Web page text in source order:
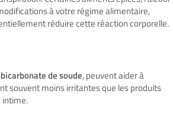
à votre régime alimentaire,
réduire cette réaction corporelle.
bicarbonate de soude, peuvent aider à
souvent moins irritantes que les produits
intime.